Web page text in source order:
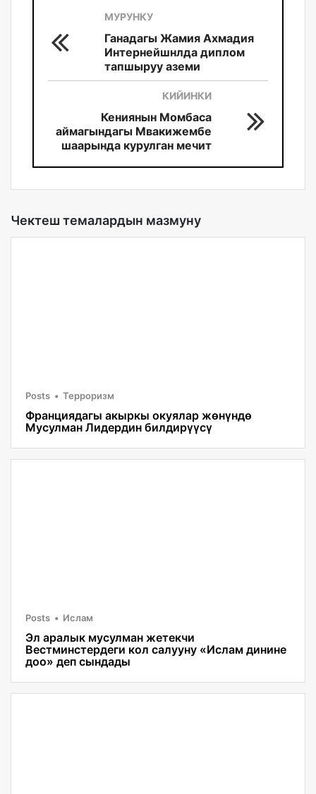
МУРУНКУ
Ганадагы Жамия Ахмадия
Интернейшнлда диплом
тапшыруу аземи
КИЙИНКИ
Кениянын Момбаса
аймагындагы Мвакижембе
шаарында курулган мечит
Чектеш темалардын мазмуну
Posts Терроризм
Франциядагы акыркы окуялар жөнүндө
Мусулман Лидердин билдирүүсү
Posts Ислам
Эл аралык мусулман жетекчи
Вестминстердеги кол салууну «Ислам динине
доо» деп сындады